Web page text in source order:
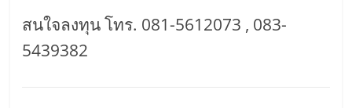
สนใจลงทุน โทร. 081-5612073 , 083-
5439382